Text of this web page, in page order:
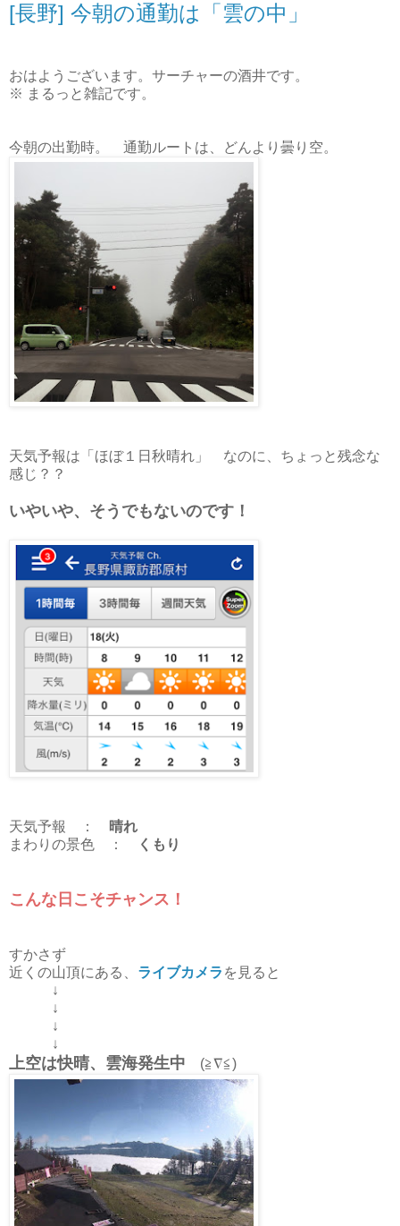
[長野] 今朝の通勤は「雲の中」
おはようございます。サーチャーの酒井です。
※ まるっと雑記です。
今朝の出勤時。 通勤ルートは、どんより曇り空。
天気予報は「ほぼ１日秋晴れ」 なのに、ちょっと残念な
感じ？？
いやいや、そうでもないのです！
天気予報 ： 晴れ
まわりの景色 ：
くもり
こんな日こそチャンス！
すかさず
近くの山頂にある、 ライブカメラ を見ると
↓
↓
↓
↓
上空は快晴、雲海発生中 (≧∇≦)